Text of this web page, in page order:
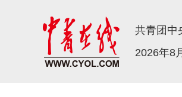
共青团中
2026年8